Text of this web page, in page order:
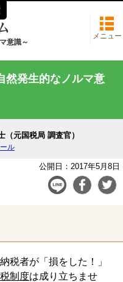
意識～
メニュー
発生的なノルマ意
（元国税局 調査官）
ル
公開日：2017年5月8日
税者が「損をした！」
制度は成り立ちませ